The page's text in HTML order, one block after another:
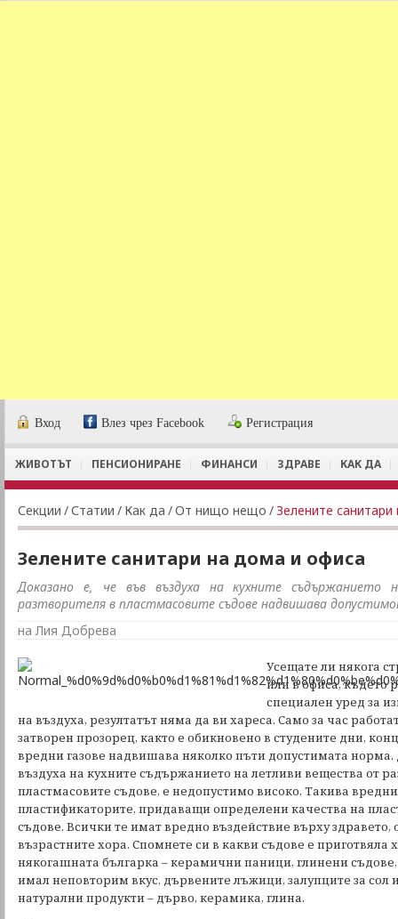
Вход Влез чрез Facebook Регистрация
ЖИВОТЪТ ПЕНСИОНИРАНЕ ФИНАНСИ ЗДРАВЕ КАК ДА
Секции /Статии / Как да /От нищо нещо /Зелените
Зелените санитари на дома и офиса
Доказано е, че във въздуха на кухните
разтворителя в пластмасовите съдове надвишава
на Лия Добрева
Усещате ли някога
или в офиса, където
специален уред за
на въздуха, резултатът няма да ви хареса. Само за час
затворен прозорец, както е обикновено в студените дни,
вредни газове надвишава няколко пъти допустимата норма.
въздуха на кухните съдържанието на летливи вещества от
пластмасовите съдове, е недопустимо високо. Такива
пластификаторите, придаващи определени качества на
съдове. Всички те имат вредно въздействие върху здравето,
възрастните хора. Спомнете си в какви съдове е приготвяла
някогашната българка – керамични паници, глинени съдове,
имал неповторим вкус, дървените лъжици, залупците за сол
натурални продукти – дърво, керамика, глина.